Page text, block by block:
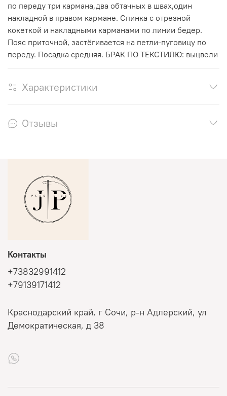
по переду три кармана,два обтачных в швах,один
накладной в правом кармане. Спинка с отрезной
кокеткой и накладными карманами по линии бедер.
Пояс приточной, застёгивается на петли-пуговицу по
переду. Посадка средняя. БРАК ПО ТЕКСТИЛЮ: выцвели
Характеристики
Отзывы
Контакты
+73832991412
+79139171412
Краснодарский край, г Сочи, р-н Адлерский, ул
Демократическая, д 38